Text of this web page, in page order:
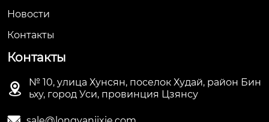
Новости
Контакты
Контакты

№ 10, улица Хунсян, поселок Худай, район Бин
ьху, город Уси, провинция Цзянсу